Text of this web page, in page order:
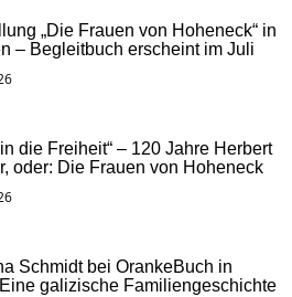
„Die Frauen von Hoheneck“ in
– Begleitbuch erscheint im Juli
die Freiheit“ – 120 Jahre Herbert
oder: Die Frauen von Hoheneck
Schmidt bei OrankeBuch in
galizische Familiengeschichte